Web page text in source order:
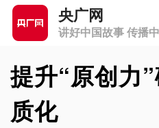
央广网
讲好中国故事 传播
提升“原创力
质化